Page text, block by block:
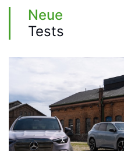
Neue
Tests